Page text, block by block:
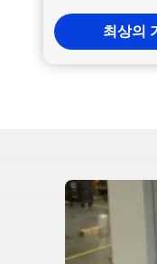
최상의